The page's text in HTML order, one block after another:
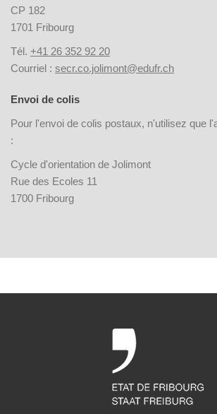
CP 182
1701 Fribourg
Tél. +41 26 352 92 20
Courriel : secr.co.jolimont@edufr.ch
Envoi de colis
Pour l'envoi de colis postaux, n'utilisez que
:
Cycle d'orientation de Jolimont
Rue des Ecoles 11
1700 Fribourg